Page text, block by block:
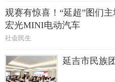
观赛有惊喜！“延超”图们
宏光MINI电动汽车
社会民生
延吉市民族